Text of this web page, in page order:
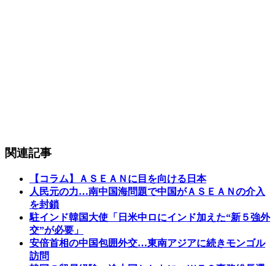
関連記事
【コラム】ＡＳＥＡＮに目を向ける日本
人民元の力…南中国海問題で中国がＡＳＥＡＮの介入
を封鎖
駐インド韓国大使「日米中ロにインド加えた“新５強外
交”が必要」
安倍首相の中国包囲外交…東南アジアに続きモンゴル
訪問